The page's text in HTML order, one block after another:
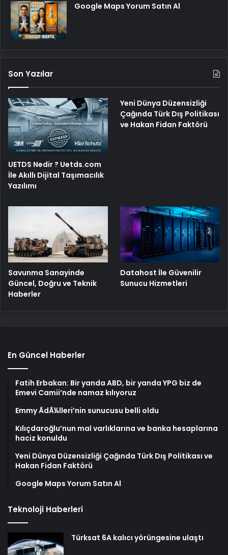
Google Maps Yorum Satın Al
Son Yazılar
UETDS Nedir ? Uetds.com
İle Akıllı Dijital Taşımacılık
Yazılımı
Yeni Dünya Düzensizliği
Çağında Türk Dış Politikası
ve Hakan Fidan Faktörü
Savunma Sanayinde
Güncel, Doğru ve Teknik
Haberler
Datahost İle Güvenilir
Sunucu Hizmetleri
En Güncel Haberler
Fatih Erbakan: Bir yanda ABD, bir yanda YPG biz de
Emevi Camii’nde namaz kılıyoruz
Emmy ÃdÃ¼lleri’nin sunucusu belli oldu
Kılıçdaroğlu’nun mal varlıklarına ve banka hesaplarına
haciz konuldu
Yeni Dünya Düzensizliği Çağında Türk Dış Politikası ve
Hakan Fidan Faktörü
Google Maps Yorum Satın Al
Teknoloji Haberleri
Türksat 6A kalıcı yörüngesine ulaştı